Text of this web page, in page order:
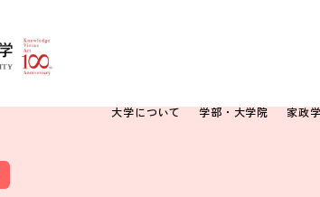
大学について 学部・大学院 家政